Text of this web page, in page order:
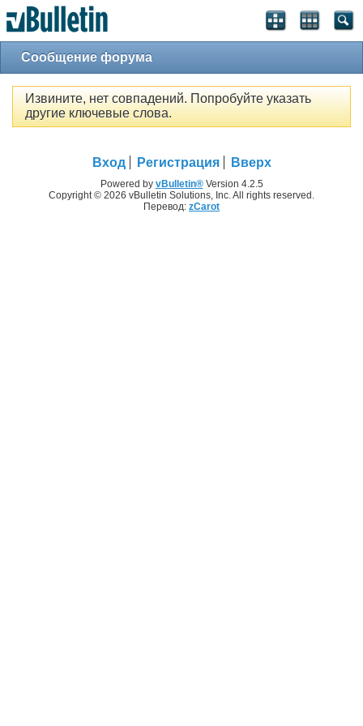
Сообщение форума
Извините, нет совпадений. Попробуйте указать
другие ключевые слова.
Вход Регистрация Вверх
Powered by vBulletin®Version 4.2.5
Copyright © 2026 vBulletin Solutions, Inc. All rights reserved.
Перевод: zCarot